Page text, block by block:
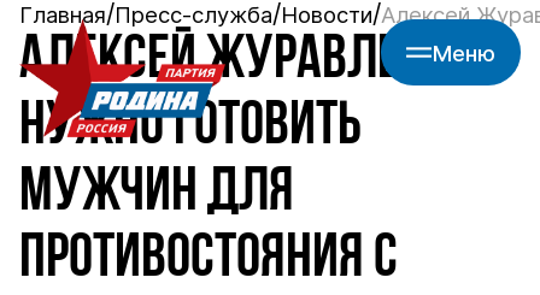
Меню
Главная Пресс-служба Новости Алексей
АЛЕКСЕЙ ЖУРАВЛЕВ:
НУЖНО ГОТОВИТЬ
МУЖЧИН ДЛЯ
ПРОТИВОСТОЯНИЯ С